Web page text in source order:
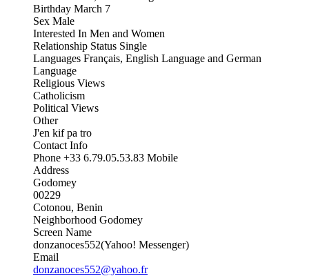
Birthday March 7
Sex Male
Interested In Men and Women
Relationship Status Single
Languages Français, English Language and German
Language
Religious Views
Catholicism
Political Views
Other
J'en kif pa tro
Contact Info
Phone +33 6.79.05.53.83 Mobile
Address
Godomey
00229
Cotonou, Benin
Neighborhood Godomey
Screen Name
donzanoces552(Yahoo! Messenger)
Email
donzanoces552@yahoo.fr